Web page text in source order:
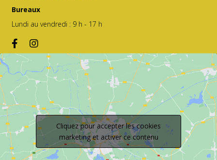
Bureaux
Lundi au vendredi : 9 h - 17 h
Cliquez pour accepter les cookies
marketing et activer ce contenu